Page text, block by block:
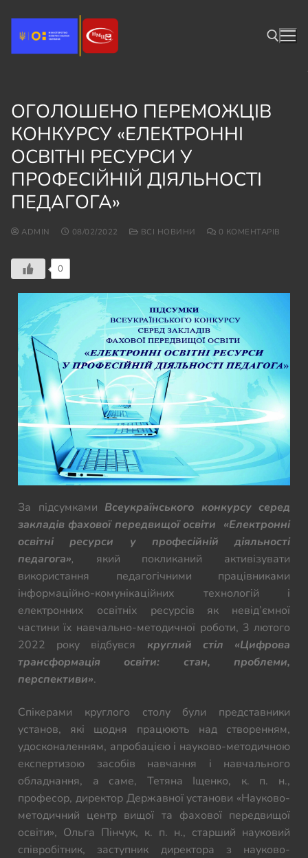
ОГОЛОШЕНО ПЕРЕМОЖЦІВ
КОНКУРСУ «ЕЛЕКТРОННІ
ОСВІТНІ РЕСУРСИ У
ПРОФЕСІЙНІЙ ДІЯЛЬНОСТІ
ПЕДАГОГА»
ADMIN 08/02/2022 ВСІ НОВИНИ 0 КОМЕНТАРІВ
0
За підсумками Всеукраїнського конкурсу серед
закладів фахової передвищої освіти «Електронні
освітні ресурси у професійній діяльності
педагога», який покликаний активізувати
використання педагогічними працівниками
інформаційно-комунікаційних технологій і
електронних освітніх ресурсів як невід’ємної
частини їх навчально-методичної роботи, 3 лютого
2022 року відбувся круглий стіл «Цифрова
трансформація освіти: стан, проблеми,
перспективи».
Спікерами круглого столу були представники
установ, які щодня працюють над створенням,
удосконаленням, апробацією і науково-методичною
експертизою засобів навчання і навчального
обладнання, а саме, Тетяна Іщенко, к. п. н.,
професор, директор Державної установи «Науково-
методичний центр вищої та фахової передвищої
освіти», Ольга Пінчук, к. п. н., старший науковий
співробітник, заступник директора з науково-